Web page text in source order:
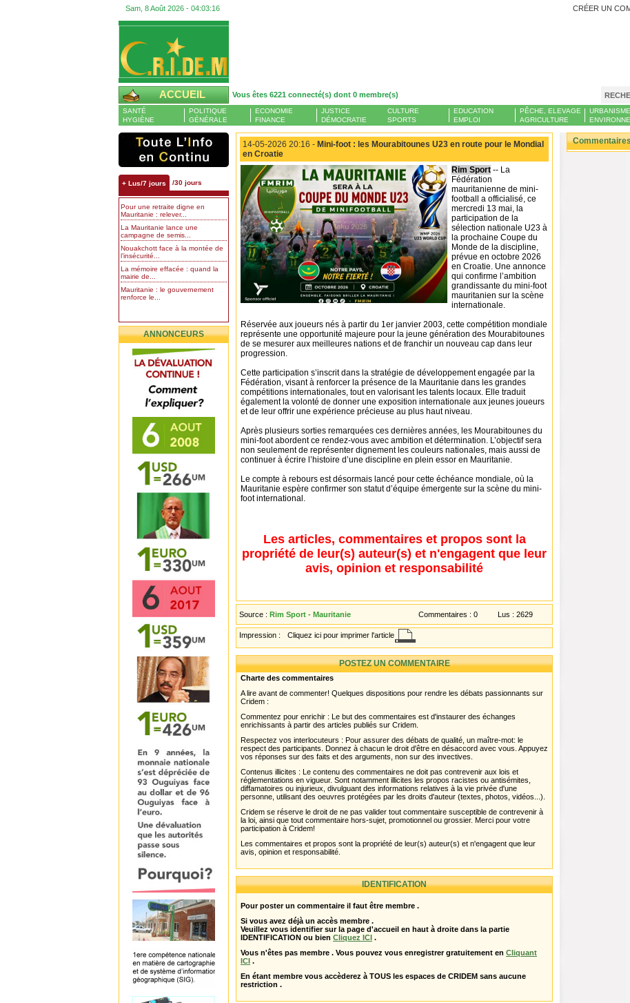
Sam, 8 Août 2026 - 04:03:17 CRÉER UN
ACCUEIL Vous êtes 6221 connecté(s) dont 0 membre(s)
SANTÉ
HYGIÈNE
POLITIQUE
GÉNÉRALE
ECONOMIE
FINANCE
JUSTICE
DÉMOCRATIE
CULTURE
SPORTS
EDUCATION
EMPLOI
PÊCHE, ELEVAGE
AGRICULTURE
URBANISME
+ Lus/7 jours /30 jours
Pour une retraite digne en
Mauritanie : relever...
La Mauritanie lance une
campagne de semis...
Nouakchott face à la montée de
l’insécurité...
La mémoire effacée : quand la
mairie de...
Mauritanie : le gouvernement
renforce le...
ANNONCEURS
14-05-2026 20:16 - Mini-foot : les Mourabitounes U23 en route pour le Mondial
en Croatie
Rim Sport -- La
Fédération
mauritanienne de mini-
football a officialisé, ce
mercredi 13 mai, la
participation de la
sélection nationale U23 à
la prochaine Coupe du
Monde de la discipline,
prévue en octobre 2026
en Croatie. Une annonce
qui confirme l’ambition
grandissante du mini-foot
mauritanien sur la scène
internationale.
Réservée aux joueurs nés à partir du 1er janvier 2003, cette compétition mondiale
représente une opportunité majeure pour la jeune génération des Mourabitounes
de se mesurer aux meilleures nations et de franchir un nouveau cap dans leur
progression.
Cette participation s’inscrit dans la stratégie de développement engagée par la
Fédération, visant à renforcer la présence de la Mauritanie dans les grandes
compétitions internationales, tout en valorisant les talents locaux. Elle traduit
également la volonté de donner une exposition internationale aux jeunes joueurs
et de leur offrir une expérience précieuse au plus haut niveau.
Après plusieurs sorties remarquées ces dernières années, les Mourabitounes du
mini-foot abordent ce rendez-vous avec ambition et détermination. L’objectif sera
non seulement de représenter dignement les couleurs nationales, mais aussi de
continuer à écrire l’histoire d’une discipline en plein essor en Mauritanie.
Le compte à rebours est désormais lancé pour cette échéance mondiale, où la
Mauritanie espère confirmer son statut d’équipe émergente sur la scène du mini-
foot international.
Les articles, commentaires et propos sont la
propriété de leur(s) auteur(s) et n'engagent que leur
avis, opinion et responsabilité
Source : Rim Sport - Mauritanie Commentaires : 0 Lus : 2629
Impression : Cliquez ici pour imprimer l'article
POSTEZ UN COMMENTAIRE
Charte des commentaires
A lire avant de commenter! Quelques dispositions pour rendre les débats passionnants sur
Cridem :
Commentez pour enrichir : Le but des commentaires est d'instaurer des échanges
enrichissants à partir des articles publiés sur Cridem.
Respectez vos interlocuteurs : Pour assurer des débats de qualité, un maître-mot: le
respect des participants. Donnez à chacun le droit d'être en désaccord avec vous. Appuyez
vos réponses sur des faits et des arguments, non sur des invectives.
Contenus illicites : Le contenu des commentaires ne doit pas contrevenir aux lois et
réglementations en vigueur. Sont notamment illicites les propos racistes ou antisémites,
diffamatoires ou injurieux, divulguant des informations relatives à la vie privée d'une
personne, utilisant des oeuvres protégées par les droits d'auteur (textes, photos, vidéos...).
Cridem se réserve le droit de ne pas valider tout commentaire susceptible de contrevenir à
la loi, ainsi que tout commentaire hors-sujet, promotionnel ou grossier. Merci pour votre
participation à Cridem!
Les commentaires et propos sont la propriété de leur(s) auteur(s) et n'engagent que leur
avis, opinion et responsabilité.
IDENTIFICATION
Pour poster un commentaire il faut être membre .
Si vous avez déjà un accès membre .
Veuillez vous identifier sur la page d'accueil en haut à droite dans la partie
IDENTIFICATION ou bien Cliquez ICI .
Vous n'êtes pas membre . Vous pouvez vous enregistrer gratuitement en Cliquant
ICI .
En étant membre vous accèderez à TOUS les espaces de CRIDEM sans aucune
restriction .